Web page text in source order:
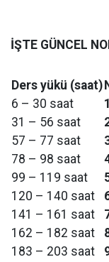
İŞTE GÜNCEL
Ders yükü (saat)
6 – 30 saat
31 – 56 saat
57 – 77 saat
78 – 98 saat
99 – 119 saat
120 – 140 saat
141 – 161 saat
162 – 182 saat
183 – 203 saat